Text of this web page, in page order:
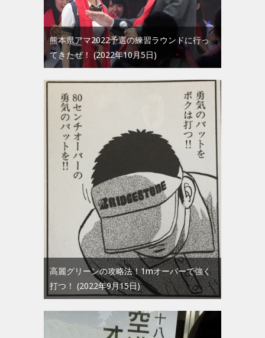
熊本県アマ2022予選の練習ラウンドに行っ
てきたぜ！
2022年10月5日
高麗グリーンの攻略法！1mオーバーで強く
打つ！
2022年9月15日